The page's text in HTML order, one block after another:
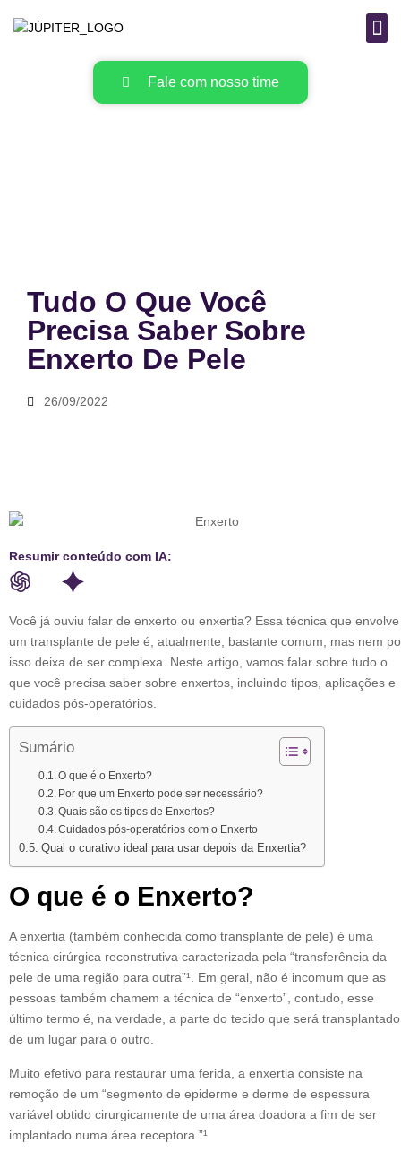
Fale com nosso time
Tudo O Que Você
Precisa Saber Sobre
Enxerto De Pele
26/09/2022
Resumir conteúdo com IA:
Você já ouviu falar de enxerto ou enxertia? Essa técnica que envolve
um transplante de pele é, atualmente, bastante comum, mas nem
isso deixa de ser complexa. Neste artigo, vamos falar sobre tudo o
que você precisa saber sobre enxertos, incluindo tipos, aplicações e
cuidados pós-operatórios.
Sumário
O que é o Enxerto?
Por que um Enxerto pode ser necessário?
Quais são os tipos de Enxertos?
Cuidados pós-operatórios com o Enxerto
Qual o curativo ideal para usar depois da Enxertia?
O que é o Enxerto?
A enxertia (também conhecida como transplante de pele) é uma
técnica cirúrgica reconstrutiva caracterizada pela “transferência da
pele de uma região para outra”¹. Em geral, não é incomum que as
pessoas também chamem a técnica de “enxerto”, contudo, esse
último termo é, na verdade, a parte do tecido que será transplantado
de um lugar para o outro.
Muito efetivo para restaurar uma ferida, a enxertia consiste na
remoção de um “segmento de epiderme e derme de espessura
variável obtido cirurgicamente de uma área doadora a fim de ser
implantado numa área receptora.”¹